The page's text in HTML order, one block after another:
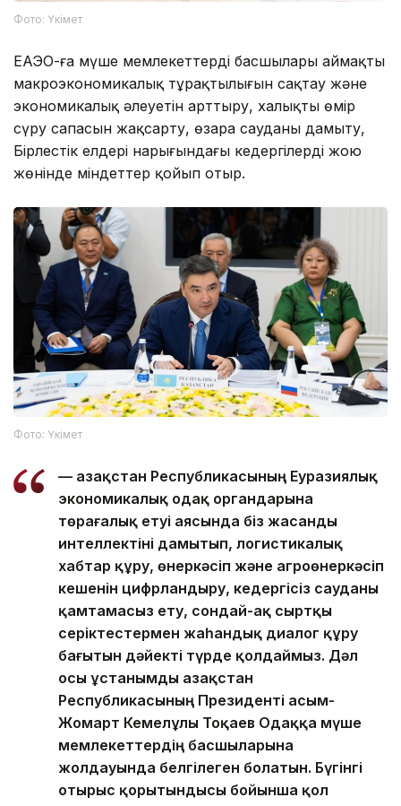
Фото: Үкімет
ЕАЭО-ға мүше мемлекеттердің басшылары аймақтың
макроэкономикалық тұрақтылығын сақтау және
экономикалық әлеуетін арттыру, халықтың өмір
сүру сапасын жақсарту, өзара сауданы дамыту,
Бірлестік елдері нарығындағы кедергілерді жою
жөнінде міндеттер қойып отыр.
Фото: Үкімет
— Қазақстан Республикасының Еуразиялық
экономикалық одақ органдарына
төрағалық етуі аясында біз жасанды
интеллектіні дамытып, логистикалық
хабтар құру, өнеркәсіп және агроөнеркәсіп
кешенін цифрландыру, кедергісіз сауданы
қамтамасыз ету, сондай-ақ сыртқы
серіктестермен жаһандық диалог құру
бағытын дәйекті түрде қолдаймыз. Дәл
осы ұстанымды Қазақстан
Республикасының Президенті Қасым-
Жомарт Кемелұлы Тоқаев Одаққа мүше
мемлекеттердің басшыларына
жолдауында белгілеген болатын. Бүгінгі
отырыс қорытындысы бойынша қол